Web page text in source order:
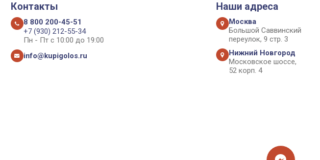
Контакты
8 800 200-45-51
+7 (930) 212-55-34
Пн - Пт с 10:00 до 19:00
info@kupigolos.ru
Наши адреса
Москва
Большой Саввинский
переулок, 9 стр. 3
Нижний Новгород
Московское шоссе,
52 корп. 4